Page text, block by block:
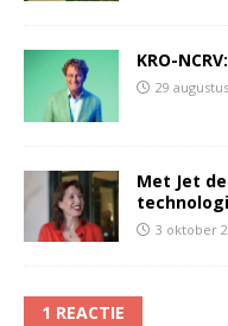
KRO-
29
Met Jet
3 oktober
1 REACTIE